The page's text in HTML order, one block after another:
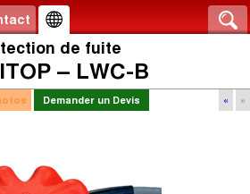
de fuite
– LWC-B
« »
Demander un Devis